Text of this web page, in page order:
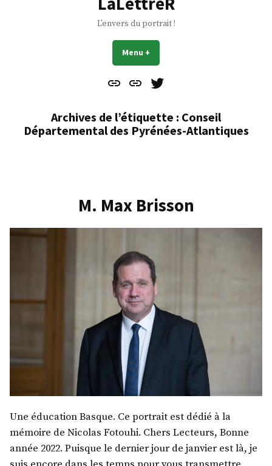
L'envers du portrait !
Menu +
Contact
À
Mes
Archives de l’étiquette : Conseil
Départemental des Pyrénées-Atlantiques
M. Max Brisson
Une éducation Basque. Ce portrait est dédié à la
mémoire de Nicolas Fotouhi. Chers Lecteurs, Bonne
année 2022. Puisque le dernier jour de janvier est là, je